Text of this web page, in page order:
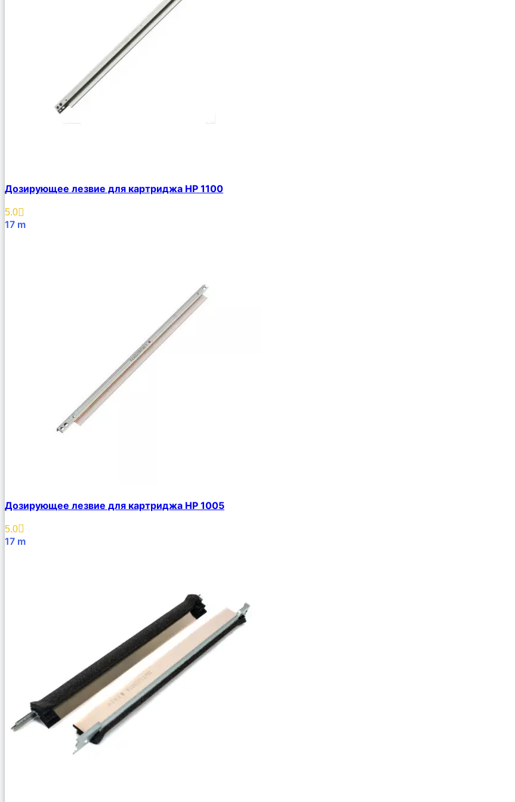
Дозирующее лезвие для картриджа HP 1100
5.0
17 m
Дозирующее лезвие для картриджа HP 1005
5.0
17 m